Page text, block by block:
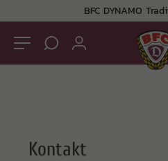
BFC DYNAMO
Kontakt